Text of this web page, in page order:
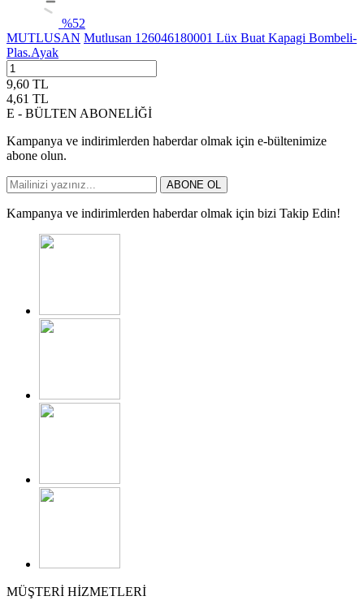
%52
MUTLUSAN Mutlusan 126046180001 Lüx Buat Kapagi Bombeli-
Plas.Ayak
9,60 TL
4,61 TL
E - BÜLTEN ABONELİĞİ
Kampanya ve indirimlerden haberdar olmak için e-bültenimize
abone olun.
ABONE OL
Kampanya ve indirimlerden haberdar olmak için bizi Takip Edin!
MÜŞTERİ HİZMETLERİ